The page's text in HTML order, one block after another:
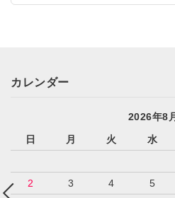
カレンダー
2026年8月
日
月 火 水
2
3 4 5